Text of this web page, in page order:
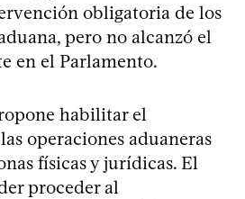
obligatoria de los
pero no alcanzó el
en el Parlamento.
habilitar el
operaciones aduaneras
físicas y jurídicas. El
proceder al